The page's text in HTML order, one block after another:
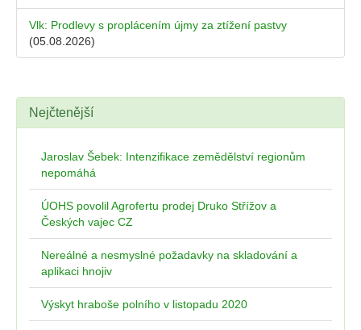
Vlk: Prodlevy s proplácením újmy za ztížení pastvy
(05.08.2026)
Nejčtenější
Jaroslav Šebek: Intenzifikace zemědělství regionům
nepomáhá
ÚOHS povolil Agrofertu prodej Druko Střížov a
Českých vajec CZ
Nereálné a nesmyslné požadavky na skladování a
aplikaci hnojiv
Výskyt hraboše polního v listopadu 2020